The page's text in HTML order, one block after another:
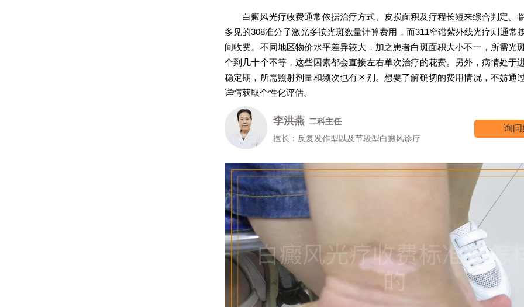
白癜风光疗收费通常依据治疗方式、皮损面积及疗程长短来综合判定。
多见的308准分子激光多按光斑数量计算费用，而311窄谱紫外线光疗则通常
间收费。不同地区物价水平差异较大，加之患者白斑面积大小不一，所需光
个到几十个不等，这些因素都会直接左右单次治疗的花费。另外，病情处于
稳定期，所需照射剂量和频次也有区别。想要了解确切的费用情况，不妨通
详情获取个性化评估。
李洪燕 二科主任
擅长：反复发作型以及节段型白癜风诊疗
询